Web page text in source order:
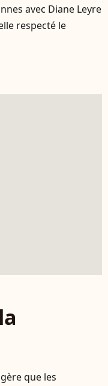
avec Diane Leyre
respecté le
que les